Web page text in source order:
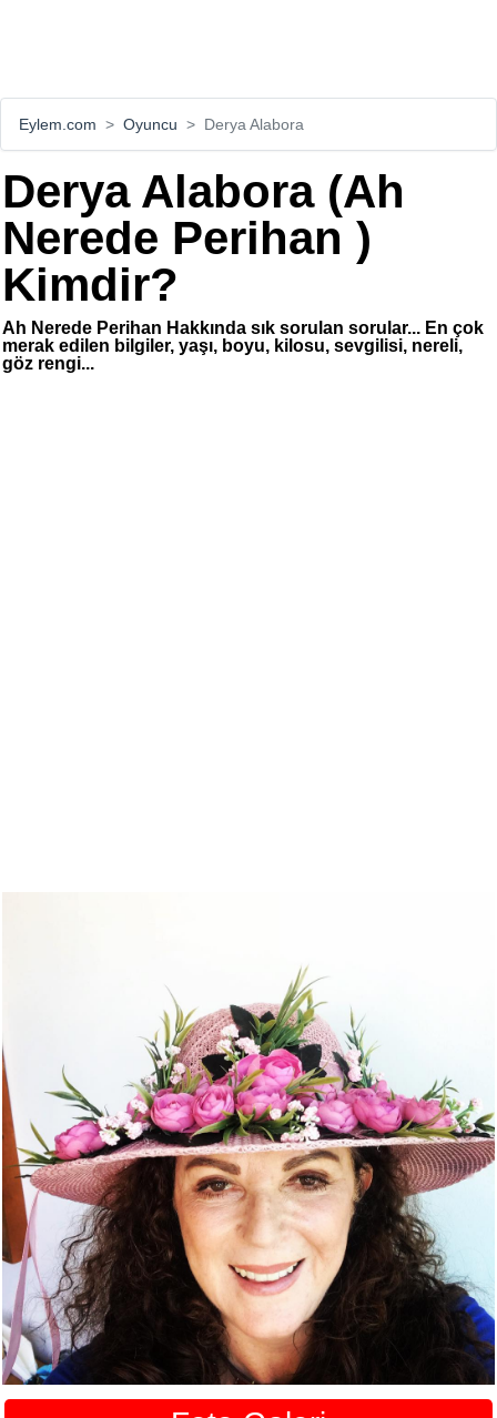
Eylem.com Oyuncu Derya Alabora
Derya Alabora (Ah
Nerede Perihan )
Kimdir?
Ah Nerede Perihan Hakkında sık sorulan sorular... En çok
merak edilen bilgiler, yaşı, boyu, kilosu, sevgilisi, nereli,
göz rengi...